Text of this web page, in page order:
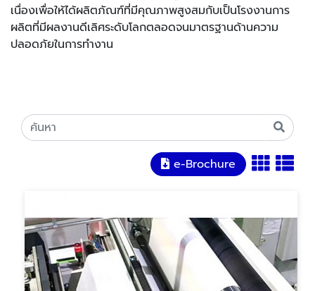
เนื่องเพื่อให้ได้ผลิตภัณฑ์ที่มีคุณภาพสูงสมกับเป็นโรงงานการ
ผลิตที่มีผลงานดีเลิศระดับโลกตลอดจนมาตรฐานด้านความ
ปลอดภัยในการทำงาน
e-Brochure